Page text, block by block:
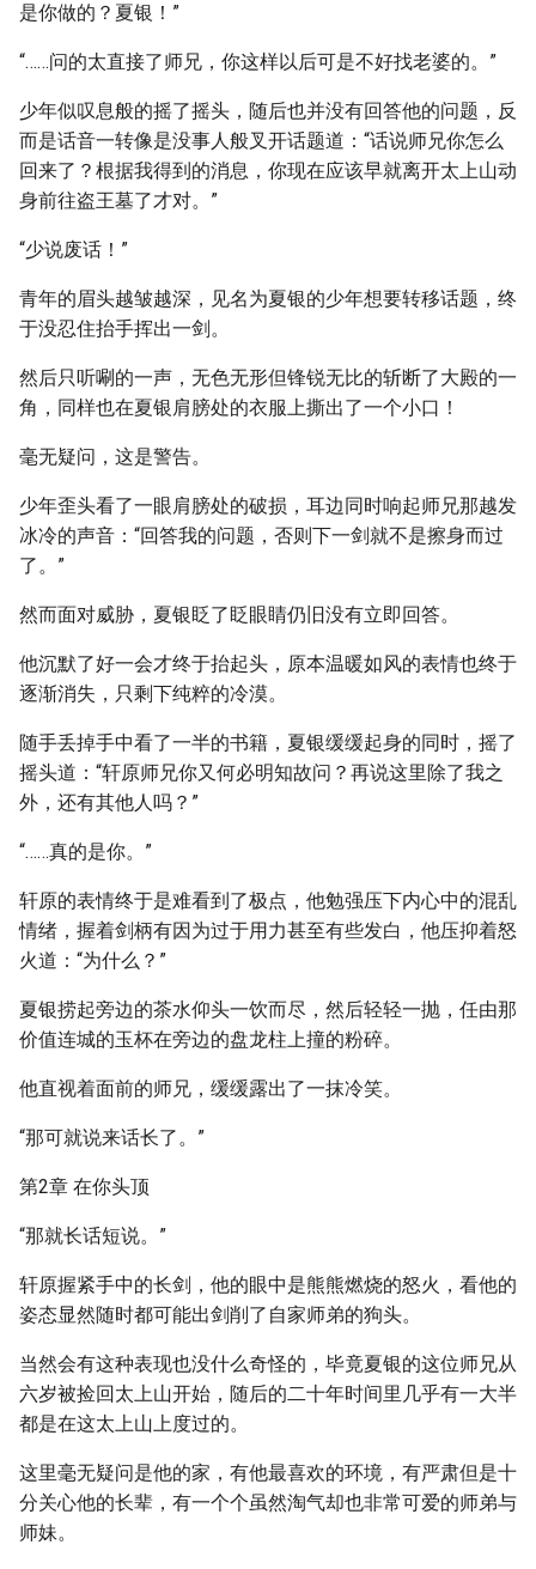
是你做的？夏银！”
“……问的太直接了师兄，你这样以后可是不好找老婆的。”
少年似叹息般的摇了摇头，随后也并没有回答他的问题，反
而是话音一转像是没事人般叉开话题道：“话说师兄你怎么
回来了？根据我得到的消息，你现在应该早就离开太上山动
身前往盗王墓了才对。”
“少说废话！”
青年的眉头越皱越深，见名为夏银的少年想要转移话题，终
于没忍住抬手挥出一剑。
然后只听唰的一声，无色无形但锋锐无比的斩断了大殿的一
角，同样也在夏银肩膀处的衣服上撕出了一个小口！
毫无疑问，这是警告。
少年歪头看了一眼肩膀处的破损，耳边同时响起师兄那越发
冰冷的声音：“回答我的问题，否则下一剑就不是擦身而过
了。”
然而面对威胁，夏银眨了眨眼睛仍旧没有立即回答。
他沉默了好一会才终于抬起头，原本温暖如风的表情也终于
逐渐消失，只剩下纯粹的冷漠。
随手丢掉手中看了一半的书籍，夏银缓缓起身的同时，摇了
摇头道：“轩原师兄你又何必明知故问？再说这里除了我之
外，还有其他人吗？”
“……真的是你。”
轩原的表情终于是难看到了极点，他勉强压下内心中的混乱
情绪，握着剑柄有因为过于用力甚至有些发白，他压抑着怒
火道：“为什么？”
夏银捞起旁边的茶水仰头一饮而尽，然后轻轻一抛，任由那
价值连城的玉杯在旁边的盘龙柱上撞的粉碎。
他直视着面前的师兄，缓缓露出了一抹冷笑。
“那可就说来话长了。”
第2章 在你头顶
“那就长话短说。”
轩原握紧手中的长剑，他的眼中是熊熊燃烧的怒火，看他的
姿态显然随时都可能出剑削了自家师弟的狗头。
当然会有这种表现也没什么奇怪的，毕竟夏银的这位师兄从
六岁被捡回太上山开始，随后的二十年时间里几乎有一大半
都是在这太上山上度过的。
这里毫无疑问是他的家，有他最喜欢的环境，有严肃但是十
分关心他的长辈，有一个个虽然淘气却也非常可爱的师弟与
师妹。